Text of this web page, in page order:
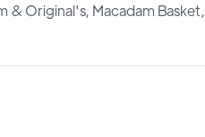
& Original's, Macadam Basket,